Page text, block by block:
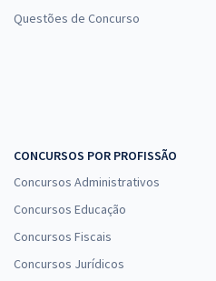
Questões de Concurso
CONCURSOS POR PROFISSÃO
Concursos Administrativos
Concursos Educação
Concursos Fiscais
Concursos Jurídicos